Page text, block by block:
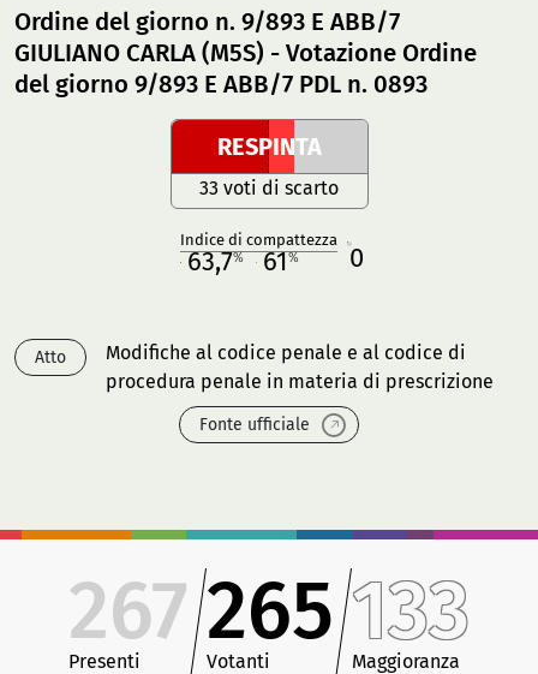
Ordine del giorno n. 9/893 E ABB/7
GIULIANO CARLA (M5S) - Votazione Ordine
del giorno 9/893 E ABB/7 PDL n. 0893
RESPINTA
33 voti di scarto
Indice di compattezza
63,7% 61% 0
Atto
Modifiche al codice penale e al codice di
procedura penale in materia di prescrizione
Fonte ufficiale
267
Presenti
265
Votanti
133
Maggioranza